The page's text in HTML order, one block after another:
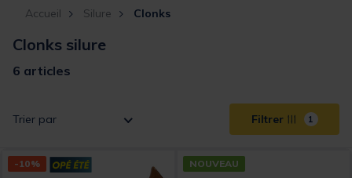
Accueil Silure Clonks
Clonks silure
6 articles
Trier par Filtrer 1
-10% NOUVEAU